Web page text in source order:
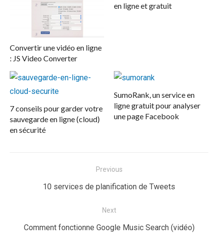
Convertir une vidéo en ligne
: JS Video Converter
en ligne et gratuit
7 conseils pour garder votre
sauvegarde en ligne (cloud)
en sécurité
SumoRank, un service en
ligne gratuit pour analyser
une page Facebook
Previous
Previous
10 services de planification de Tweets
Next
Next
Comment fonctionne Google Music Search (vidéo)